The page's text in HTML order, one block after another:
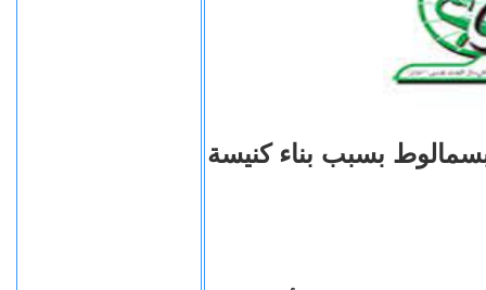
بسبب بناء كنيسة